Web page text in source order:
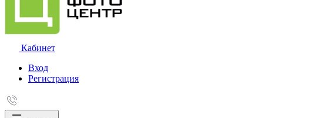
Кабинет
Вход
Регистрация